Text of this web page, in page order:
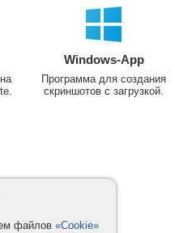
Windows-App
Программа для создания
скриншотов с загрузкой.
файлов «Cookie»